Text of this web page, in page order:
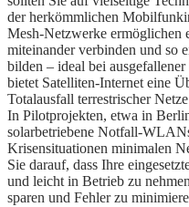
der herkömmlichen
Mesh-Netzwerke ermöglichen
miteinander verbinden und so
bilden – ideal bei
bietet Satelliten-Internet eine
Totalausfall terrestrischer
In Pilotprojekten, etwa in
solarbetriebene Notfall-
Krisensituationen minimalen
Sie darauf, dass Ihre
und leicht in Betrieb zu
sparen und Fehler zu